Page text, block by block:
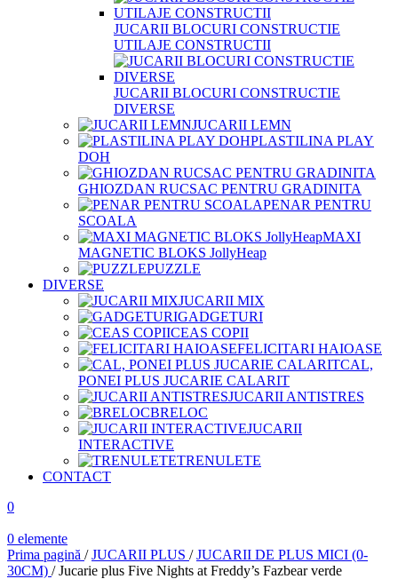
JUCARII BLOCURI CONSTRUCTIE
UTILAJE CONSTRUCTII
JUCARII BLOCURI CONSTRUCTIE
DIVERSE
JUCARII LEMN
PLASTILINA PLAY
DOH
GHIOZDAN RUCSAC PENTRU GRADINITA
PENAR PENTRU
SCOALA
MAXI
MAGNETIC BLOKS JollyHeap
PUZZLE
DIVERSE
JUCARII MIX
GADGETURI
CEAS COPII
FELICITARI HAIOASE
CAL,
PONEI PLUS JUCARIE CALARIT
JUCARII ANTISTRES
BRELOC
JUCARII
INTERACTIVE
TRENULETE
CONTACT
0
0 elemente
Prima pagină / JUCARII PLUS / JUCARII DE PLUS MICI (0-
30CM) / Jucarie plus Five Nights at Freddy’s Fazbear verde